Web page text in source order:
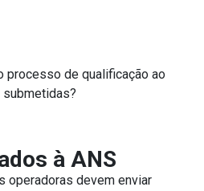
processo de qualificação ao
à ANS
operadoras devem enviar